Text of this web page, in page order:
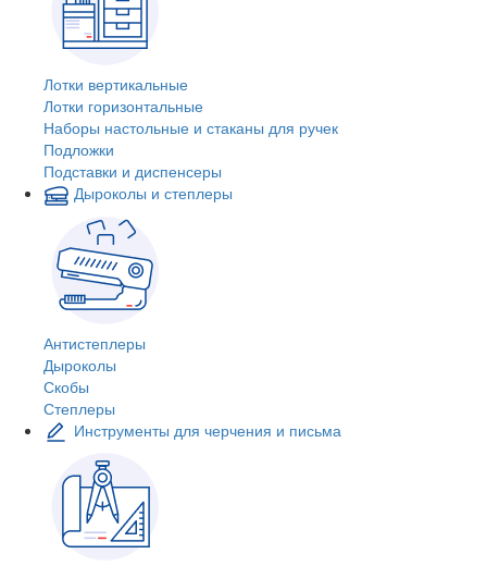
Лотки вертикальные
Лотки горизонтальные
Наборы настольные и стаканы для ручек
Подложки
Подставки и диспенсеры
Дыроколы и степлеры
Антистеплеры
Дыроколы
Скобы
Степлеры
Инструменты для черчения и письма